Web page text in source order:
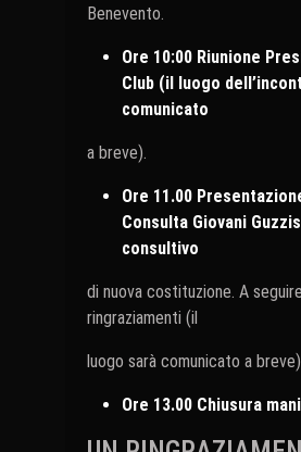
Benevento.
Ore 10:00 Riunione
Club (il luogo
comunicato
a breve).
Ore 11.00
Consulta Giovani
consultivo
di nuova costituzione. A
ringraziamenti (il
luogo sarà comunicato a breve)
Ore 13.00 Chiusura